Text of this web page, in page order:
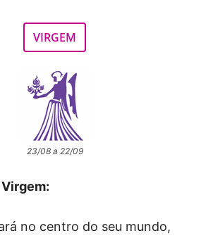
VIRGEM
23/08 a 22/09
no centro do seu mundo,